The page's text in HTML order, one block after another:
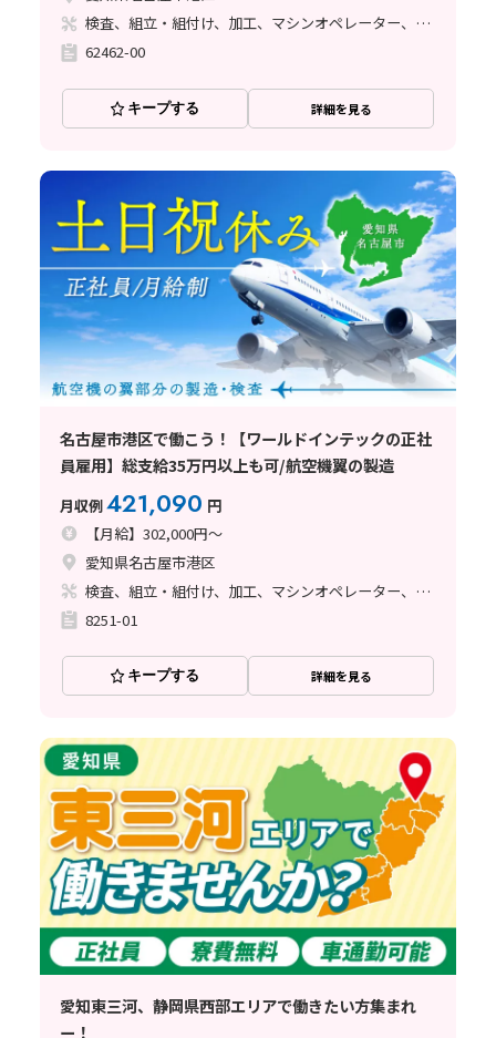
検査、組立・組付け、加工、マシンオペレーター、品質管理、メンテナンス・保全、フォークリフト、玉掛け・クレーン、ライン作業、鋳造・鍛造、立ち作業、溶接、塗装、バリ取り
62462-00
キープする 詳細を見る
名古屋市港区で働こう！【ワールドインテックの正社
員雇用】総支給35万円以上も可/航空機翼の製造
月収例421,090 円
【月給】302,000円～
愛知県名古屋市港区
検査、組立・組付け、加工、マシンオペレーター、品質管理、メンテナンス・保全、フォークリフト、玉掛け・クレーン、ライン作業、鋳造・鍛造、溶接、塗装、バリ取り、その他
8251-01
キープする 詳細を見る
愛知東三河、静岡県西部エリアで働きたい方集まれ
ー！